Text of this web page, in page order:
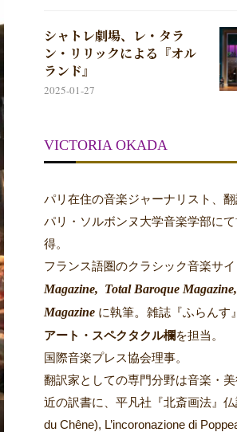
シャトレ劇場、レ・タラ
ン・リリックによる『オル
ランド』
2025-01-27
VICTORIA OKADA
パリ在住の音楽ジャーナリスト、翻
パリ・ソルボンヌ大学音楽学部に
得。
フランス語圏のクラシック音楽サイ
Magazine, Total Baroque Magazine,
Magazine に執筆。 雑誌『ふらんす
アート・スペクタクル欄を担当。
国際音楽プレス協会理事。
翻訳家としての専門分野は音楽・
近の訳書に、平凡社『北斎画法』
du Chêne), L’incoronazione di